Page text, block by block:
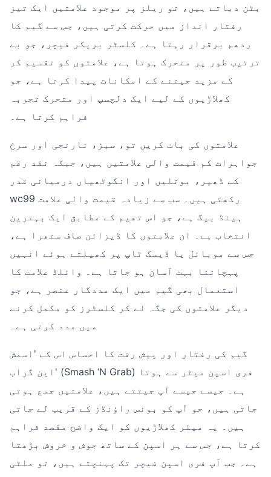
بٹن دباتے ہیں، تو ریلز پر موجود علامتیں ایک تیز
رفتار انداز میں حرکت کرتی ہیں، جس سے گیم کا
ردھم برقرار رہتا ہے۔ کلسٹر بریکر فیچر، جو بے
ترتیب طور پر متحرک ہوتا ہے، علامتوں کو تقسیم کر
کے مزید جیتنے کے امکانات پیدا کرتا ہے، جو
کھلاڑیوں کے لیے ایک دلچسپ اور متحرک تجربہ
فراہم کرتا ہے۔
علامتوں کی بات کریں تو، سبز، نارنجی اور سرخ
جواہرات کم قیمت والی علامتیں ہیں، جبکہ نقد رقم
کے ڈھیر، بوتلیں اور انگوٹھیاں درمیانی قدر
wc99 رکھتی ہیں۔ سب سے زیادہ قیمت والی علامت
ہینڈ بیگ ہے، جو اس تھیم کے مطابق ایک بہترین
انتخاب ہے۔ ان علامتوں کا ڈیزائن صاف ستھرا ہے،
جس سے موبائل یا ڈیسک ٹاپ پر کھیلتے ہوئے انہیں
پہچاننا بہت آسان ہو جاتا ہے۔ وائلڈ علامت کا
استعمال بھی گیم میں ایک مددگار عنصر ہے، جو
دیگر علامتوں کی جگہ لے کر کلسٹرز کو مکمل کرنے
میں مدد کرتی ہے۔
گیم کی رفتار اور پیش رفت کا احساس اس کے 'اسمش
این گراب' (Smash ‘N Grab) فری اسپن میٹر سے ہوتا
ہے۔ جیسے جیسے آپ جیتتے ہیں، علامتیں جمع ہوتی
جاتی ہیں، جو آپ کو بونس راؤنڈز کے قریب لے جاتی
ہیں۔ یہ میٹر کھلاڑیوں کو ایک واضح مقصد فراہم
کرتا ہے، جس سے ہر اسپن کے ساتھ جوش و خروش بڑھتا
ہے۔ جب آپ فری اسپن فیچر تک پہنچتے ہیں، تو ملٹی